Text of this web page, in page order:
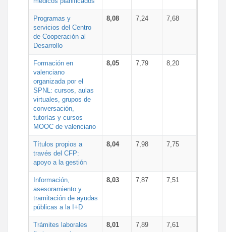
Programas y
servicios del Centro
de Cooperación al
Desarrollo
8,08 7,24 7,68
Formación en
valenciano
organizada por el
SPNL: cursos, aulas
virtuales, grupos de
conversación,
tutorías y cursos
MOOC de valenciano
8,05 7,79 8,20
Títulos propios a
través del CFP:
apoyo a la gestión
8,04 7,98 7,75
Información,
asesoramiento y
tramitación de ayudas
públicas a la I+D
8,03 7,87 7,51
Trámites laborales
8,01 7,89 7,61